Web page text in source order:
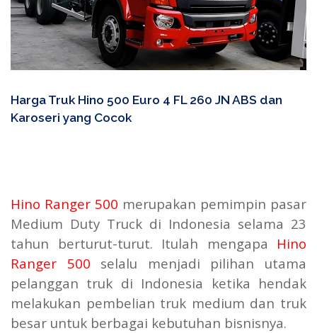
Harga Truk Hino 500 Euro 4 FL 260 JN ABS dan
Karoseri yang Cocok
Hino Ranger 500 merupakan pemimpin pasar
Medium Duty Truck di Indonesia selama 23
tahun berturut-turut. Itulah mengapa Hino
Ranger 500 selalu menjadi pilihan utama
pelanggan truk di Indonesia ketika hendak
melakukan pembelian truk medium dan truk
besar untuk berbagai kebutuhan bisnisnya.